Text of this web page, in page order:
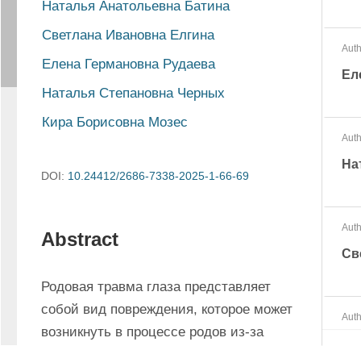
Наталья Анатольевна Батина
Светлана Ивановна Елгина
Елена Германовна Рудаева
Наталья Степановна Черных
Кира Борисовна Мозес
DOI: 10.24412/2686-7338-2025-1-66-69
Abstract
Родовая травма глаза представляет
собой вид повреждения, которое может
возникнуть в процессе родов из-за